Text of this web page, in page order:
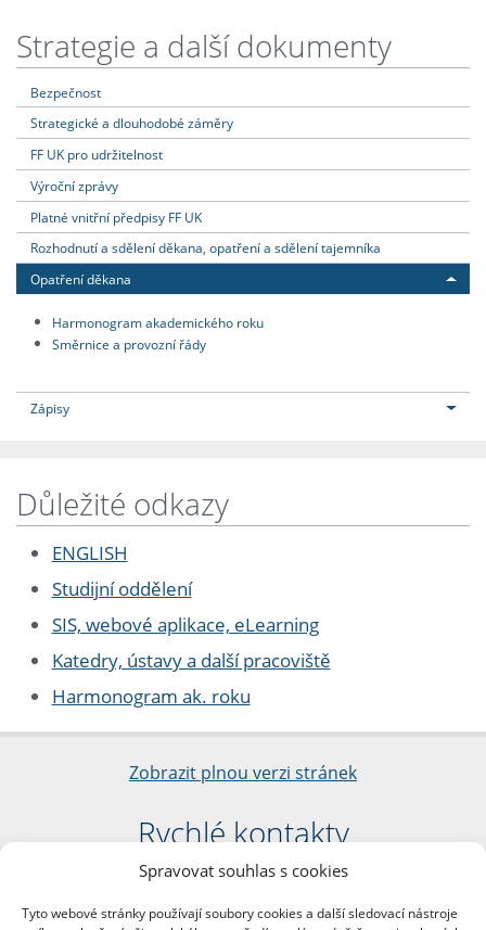
Spravovat souhlas s cookies
Tyto webové stránky používají soubory cookies a další sledovací nástroje
Strategie a další dokumenty
Bezpečnost
Strategické a dlouhodobé záměry
FF UK pro udržitelnost
Výroční zprávy
Platné vnitřní předpisy FF UK
Rozhodnutí a sdělení děkana, opatření a sdělení tajemníka
Opatření děkana
Harmonogram akademického roku
Směrnice a provozní řády
Zápisy
Důležité odkazy
ENGLISH
Studijní oddělení
SIS, webové aplikace, eLearning
Katedry, ústavy a další pracoviště
Harmonogram ak. roku
Zobrazit plnou verzi stránek
Rychlé kontakty
Filozofická fakulta
nám. Jana Palacha 1/2